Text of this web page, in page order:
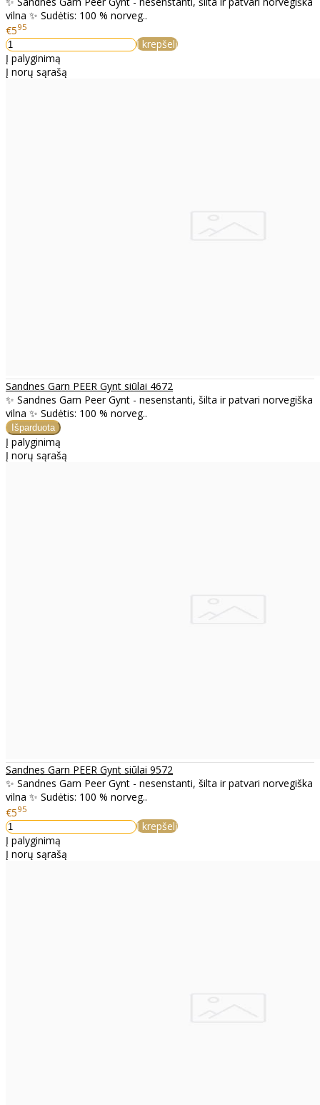
vilna ✨ Sudėtis: 100 % norveg..
€595
Į krepšelį
Į palyginimą
Į norų sąrašą
Sandnes Garn PEER Gynt siūlai 4672
✨ Sandnes Garn Peer Gynt - nesenstanti, šilta ir patvari norvegiška
vilna ✨ Sudėtis: 100 % norveg..
Į palyginimą
Į norų sąrašą
Sandnes Garn PEER Gynt siūlai 9572
✨ Sandnes Garn Peer Gynt - nesenstanti, šilta ir patvari norvegiška
vilna ✨ Sudėtis: 100 % norveg..
€595
Į krepšelį
Į palyginimą
Į norų sąrašą